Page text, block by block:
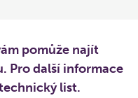
pomůže najít
Pro další informace
list.